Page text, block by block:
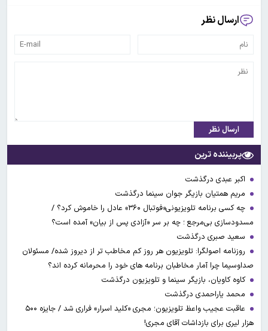
ارسال نظر
ارسال نظر
پربیننده ترین
اکبر عبدی درگذشت
مریم همتیان بازیگر جوان سینما درگذشت
چه کسی برنامه تلویزیونی«فوتبال ۳۶۰» عادل را خاموش کرد؟ /
مسدودسازی بی‌مرجع ؛ چه بر سر «آزادی پس از بیان» آمده است؟
سعید صبری درگذشت
روزنامه اصولگرا: تلویزیون هر روز کم مخاطب تر از دیروز شده/ مسئولان
صداوسیما چرا آمار مخاطبان برنامه های خود را محرمانه کرده اند؟
کاوه کاویان، بازیگر سینما و تلویزیون درگذشت
محمد یاراحمدی درگذشت
عاقبت عجیب واعظ تلویزیون؛ مجری «کلید اسرار» فراری شد / جایزه ۵۰۰
هزار لیری برای بازداشات آقای مجری!